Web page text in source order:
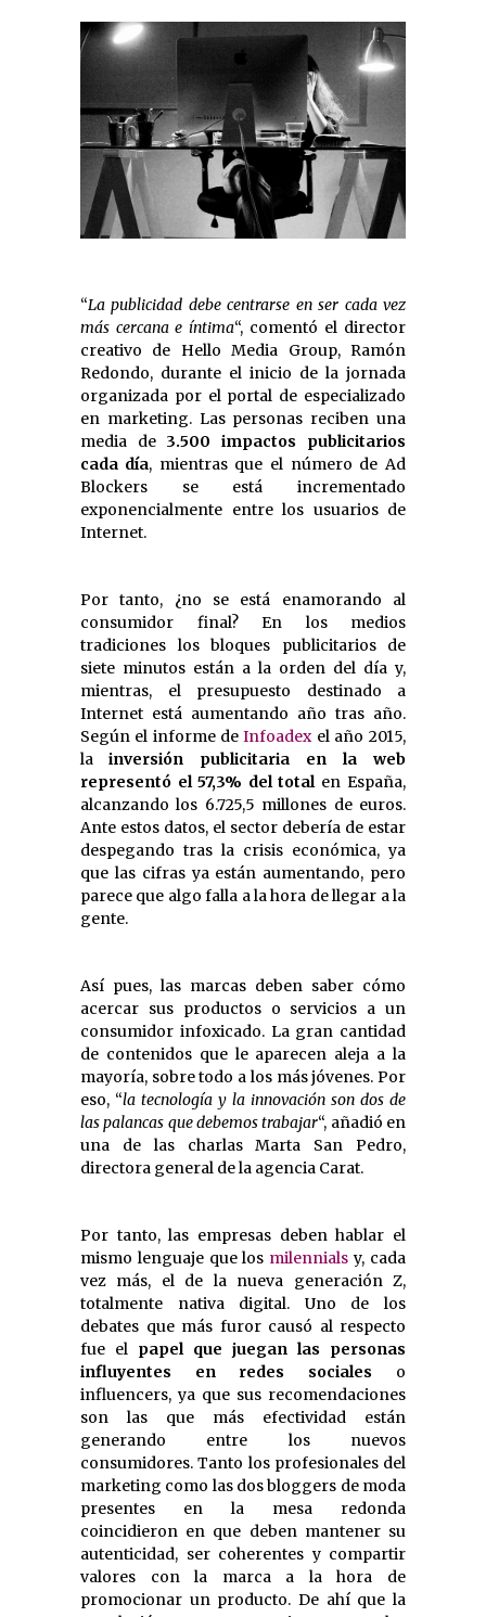
“La publicidad debe centrarse en ser cada vez
más cercana e íntima“, comentó el director
creativo de Hello Media Group, Ramón
Redondo, durante el inicio de la jornada
organizada por el portal de especializado
en marketing. Las personas reciben una
media de 3.500 impactos publicitarios
cada día, mientras que el número de Ad
Blockers se está incrementado
exponencialmente entre los usuarios de
Internet.
Por tanto, ¿no se está enamorando al
consumidor final? En los medios
tradiciones los bloques publicitarios de
siete minutos están a la orden del día y,
mientras, el presupuesto destinado a
Internet está aumentando año tras año.
Según el informe de Infoadexel año 2015,
la inversión publicitaria en la web
representó el 57,3% del total en España,
alcanzando los 6.725,5 millones de euros.
Ante estos datos, el sector debería de estar
despegando tras la crisis económica, ya
que las cifras ya están aumentando, pero
parece que algo falla a la hora de llegar a la
gente.
Así pues, las marcas deben saber cómo
acercar sus productos o servicios a un
consumidor infoxicado. La gran cantidad
de contenidos que le aparecen aleja a la
mayoría, sobre todo a los más jóvenes. Por
eso, “la tecnología y la innovación son dos de
las palancas que debemos trabajar“, añadió en
una de las charlas Marta San Pedro,
directora general de la agencia Carat.
Por tanto, las empresas deben hablar el
mismo lenguaje que los  milennials  y, cada
vez más, el de la nueva generación Z,
totalmente nativa digital. Uno de los
debates que más furor causó al respecto
fue el papel que juegan las personas
influyentes en redes sociales o
influencers, ya que sus recomendaciones
son las que más efectividad están
generando entre los nuevos
consumidores. Tanto los profesionales del
marketing como las dos bloggers de moda
presentes en la mesa redonda
coincidieron en que deben mantener su
autenticidad, ser coherentes y compartir
valores con la marca a la hora de
promocionar un producto. De ahí que la